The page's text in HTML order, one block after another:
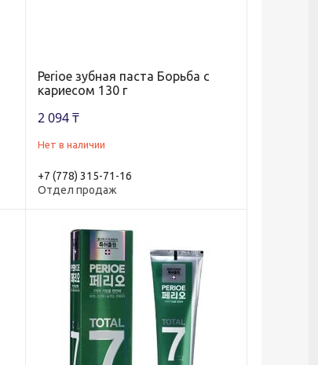
Perioe зубная паста Борьба с
кариесом 130 г
2 094 ₸
Нет в наличии
+7 (778) 315-71-16
Отдел продаж